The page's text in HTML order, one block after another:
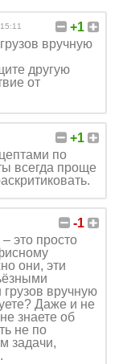
+1
вручную
другую
от
+1
по
всегда проще
-1
это просто
они, эти
вручную
Даже и не
знаете об
не по
задачи,